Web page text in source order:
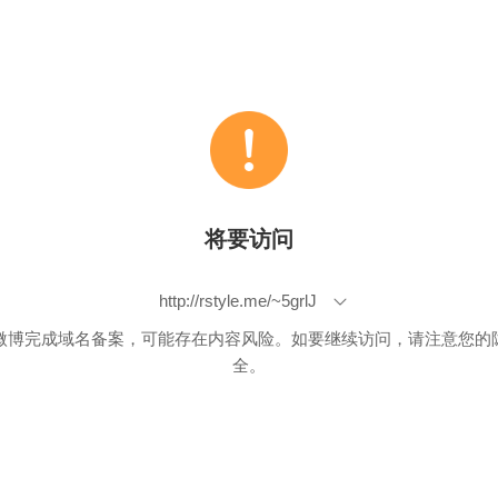
将要访问
http://rstyle.me/~5grlJ
博完成域名备案，可能存在内容风险。如要继续访问，请注意您的
全。